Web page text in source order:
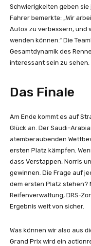
Schwierigkeiten geben sie
Fahrer bemerkte: „Wir
Autos zu verbessern, und
wenden können.“ Die
Gesamtdynamik des
interessant sein zu
Das Finale
Am Ende kommt es auf
Glück an. Der Saudi-
atemberaubenden
ersten Platz kämpfen.
dass Verstappen, Norris
gewinnen. Die Frage auf
dem ersten Platz stehen?
Reifenverwaltung, DRS-
Ergebnis weit von sicher.
Was können wir also aus
Grand Prix wird ein